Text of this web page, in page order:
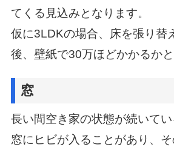
てくる見込みとなります。
仮に3LDKの場合、床を張り替
後、壁紙で30万ほどかかるかと
窓
長い間空き家の状態が続いて
窓にヒビが入ることがあり、